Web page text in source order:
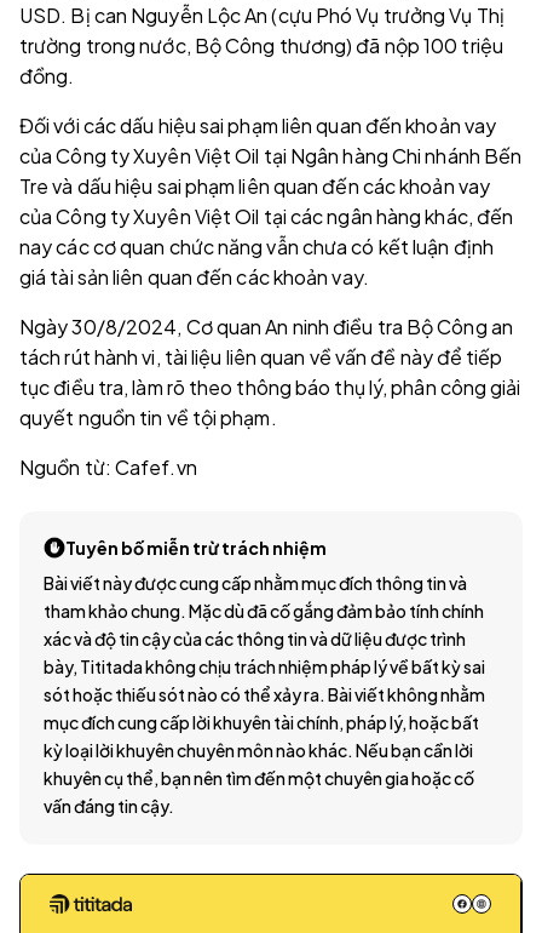
USD. Bị can Nguyễn Lộc An (cựu Phó Vụ trưởng Vụ Thị
trường trong nước, Bộ Công thương) đã nộp 100 triệu
đồng.
Đối với các dấu hiệu sai phạm liên quan đến khoản vay
của Công ty Xuyên Việt Oil tại Ngân hàng Chi nhánh Bến
Tre và dấu hiệu sai phạm liên quan đến các khoản vay
của Công ty Xuyên Việt Oil tại các ngân hàng khác, đến
nay các cơ quan chức năng vẫn chưa có kết luận định
giá tài sản liên quan đến các khoản vay.
Ngày 30/8/2024, Cơ quan An ninh điều tra Bộ Công an
tách rút hành vi, tài liệu liên quan về vấn đề này để tiếp
tục điều tra, làm rõ theo thông báo thụ lý, phân công giải
quyết nguồn tin về tội phạm.
Nguồn từ: Cafef.vn
Tuyên bố miễn trừ trách nhiệm
Bài viết này được cung cấp nhằm mục đích thông tin và
tham khảo chung. Mặc dù đã cố gắng đảm bảo tính chính
xác và độ tin cậy của các thông tin và dữ liệu được trình
bày, Tititada không chịu trách nhiệm pháp lý về bất kỳ sai
sót hoặc thiếu sót nào có thể xảy ra. Bài viết không nhằm
mục đích cung cấp lời khuyên tài chính, pháp lý, hoặc bất
kỳ loại lời khuyên chuyên môn nào khác. Nếu bạn cần lời
khuyên cụ thể, bạn nên tìm đến một chuyên gia hoặc cố
vấn đáng tin cậy.